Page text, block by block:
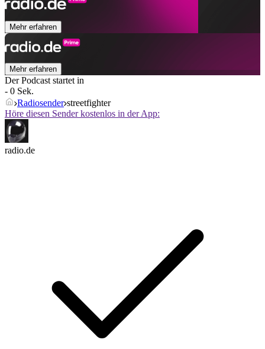
Mehr erfahren
Mehr erfahren
Der Podcast startet in
- 0 Sek.
Radiosender streetfighter
Höre diesen Sender kostenlos in der App:
radio.de